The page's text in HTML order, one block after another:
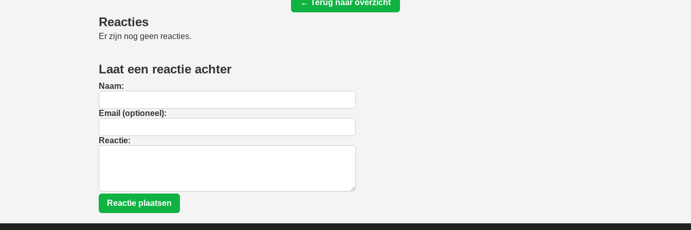
← Terug naar overzicht
Reacties
Er zijn nog geen reacties.
Laat een reactie achter
Naam:
Email (optioneel):
Reactie:
Reactie plaatsen